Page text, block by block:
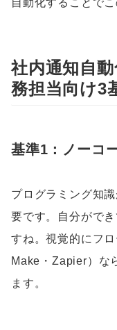
自動化することで
社内通知自
務担当向け3
基準1：ノーコ
プログラミング知
要です。自分がで
すね。視覚的にフ
Make・Zapier）な
ます。